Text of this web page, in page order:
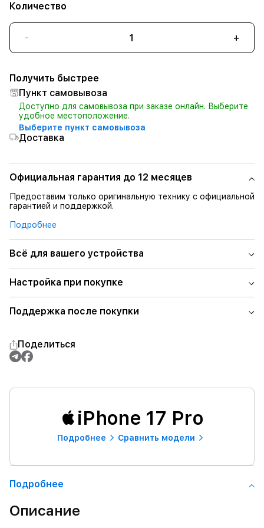
Количество
- +
Получить быстрее
Пункт самовывоза
Доступно для самовывоза при заказе онлайн. Выберите
удобное местоположение.
Выберите пункт самовывоза
Доставка
Официальная гарантия до 12 месяцев
Предоставим только оригинальную технику с официальной
гарантией и поддержкой.
Подробнее
Всё для вашего устройства
Настройка при покупке
Поддержка после покупки
Поделиться
iPhone 17 Pro
Подробнее Сравнить модели
Подробнее
Описание